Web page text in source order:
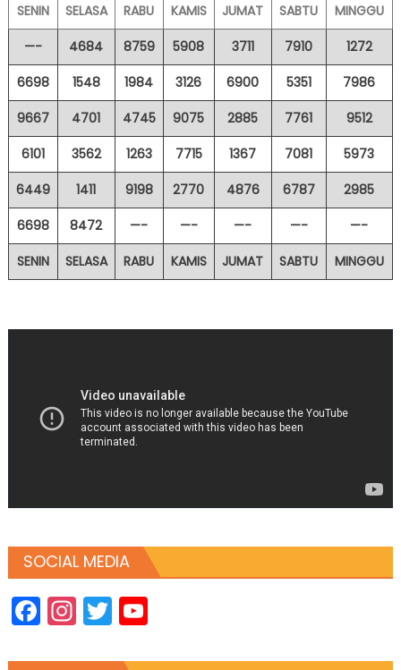
SENIN SELASA RABU KAMIS JUMAT SABTU
MINGGU
—-
4684 8759 5908 3711 7910
1272
6698
1548 1984 3126 6900 5351
7986
9667
4701 4745 9075 2885 7761
9512
6101
3562 1263 7715 1367 7081
5973
6449
1411 9198 2770 4876 6787
2985
6698
8472 —- —- —- —-
—-
SENIN
SELASA RABU KAMIS JUMAT SABTU MINGGU
SOCIAL MEDIA
Facebook
Instagram
TwitterYouTube